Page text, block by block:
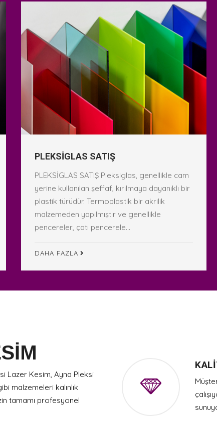
PLEKSİGLAS SATIŞ
PLEKSİGLAS SATIŞ Pleksiglas, genellikle cam
yerine kullanılan şeffaf, kırılmaya dayanıklı bir
plastik türüdür. Termoplastik bir akrilik
malzemeden yapılmıştır ve genellikle
pencereler, çatı pencerele...
DAHA FAZLA
Lazer Kesim, Ayna Pleksi
malzemeleri kalınlık
tamamı profesyonel